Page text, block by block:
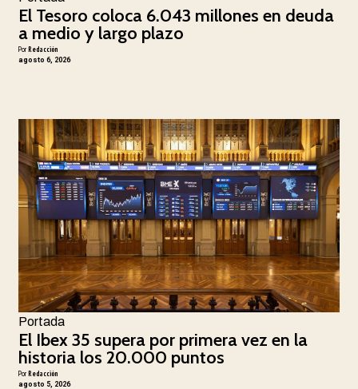
El Tesoro coloca 6.043 millones en deuda
a medio y largo plazo
PorRedacción
agosto 6, 2026
Portada
El Ibex 35 supera por primera vez en la
historia los 20.000 puntos
PorRedacción
agosto 5, 2026